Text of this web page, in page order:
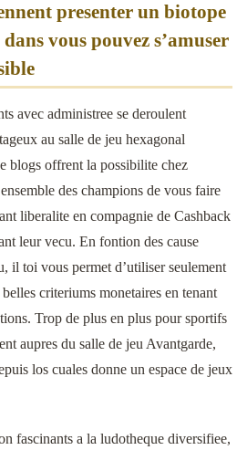
presenter un biotope
vous pouvez s’amuser
avec administree se deroulent
au salle de jeu hexagonal
blogs offrent la possibilite chez
des champions de vous faire
liberalite en compagnie de Cashback
leur vecu. En fontion des cause
il toi vous permet d’utiliser seulement
criteriums monetaires en tenant
Trop de plus en plus pour sportifs
aupres du salle de jeu Avantgarde,
los cuales donne un espace de jeux
fascinants a la ludotheque diversifiee,